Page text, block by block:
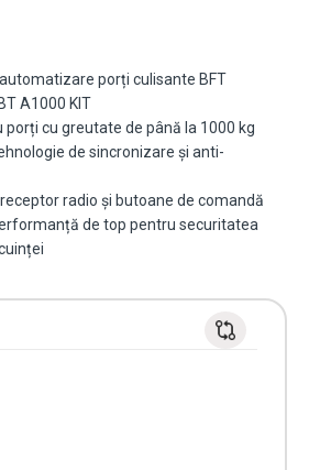
porți culisante BFT
A1000 KIT
porți cu greutate de până la 1000 kg
de sincronizare și anti-
radio și butoane de comandă
de top pentru securitatea